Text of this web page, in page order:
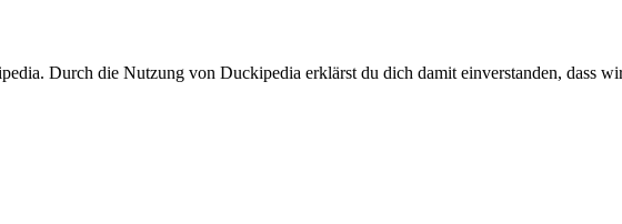
Durch die Nutzung von Duckipedia erklärst du dich damit einverstanden, dass